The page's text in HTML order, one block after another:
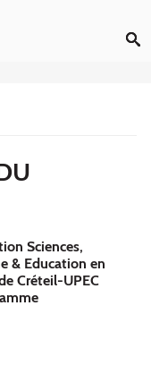
Sciences,
& Education en
Créteil-UPEC